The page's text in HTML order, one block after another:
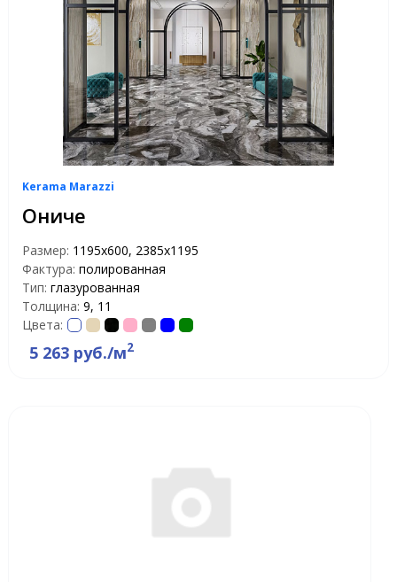
Kerama Marazzi
Ониче
Размер: 1195x600, 2385x1195
Фактура: полированная
Тип: глазурованная
Толщина: 9, 11
Цвета:
5 263 руб./м2